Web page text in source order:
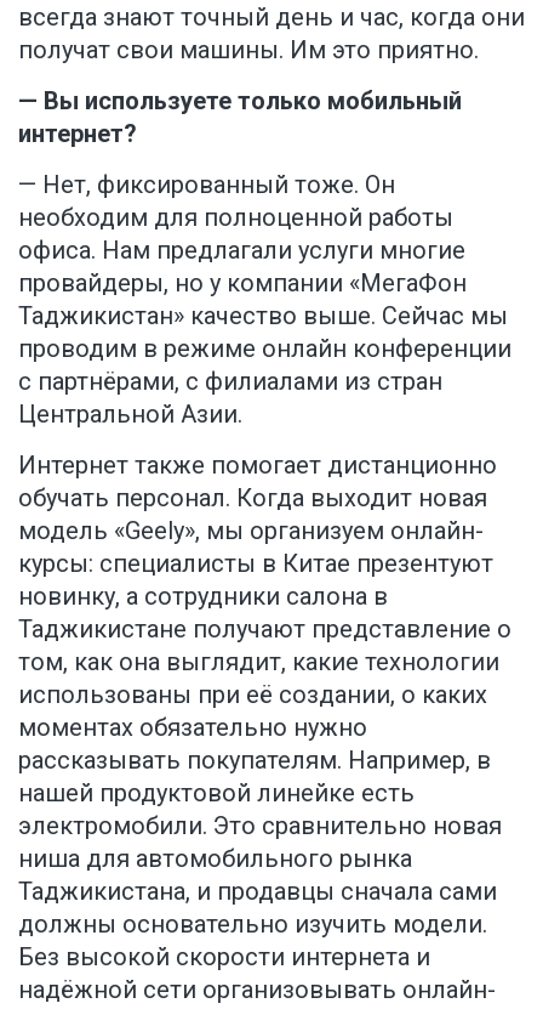
всегда знают точный день и час, когда они
получат свои машины. Им это приятно.
— Вы используете только мобильный
интернет?
— Нет, фиксированный тоже. Он
необходим для полноценной работы
офиса. Нам предлагали услуги многие
провайдеры, но у компании «МегаФон
Таджикистан» качество выше. Сейчас мы
проводим в режиме онлайн конференции
с партнёрами, с филиалами из стран
Центральной Азии.
Интернет также помогает дистанционно
обучать персонал. Когда выходит новая
модель «Geely», мы организуем онлайн-
курсы: специалисты в Китае презентуют
новинку, а сотрудники салона в
Таджикистане получают представление о
том, как она выглядит, какие технологии
использованы при её создании, о каких
моментах обязательно нужно
рассказывать покупателям. Например, в
нашей продуктовой линейке есть
электромобили. Это сравнительно новая
ниша для автомобильного рынка
Таджикистана, и продавцы сначала сами
должны основательно изучить модели.
Без высокой скорости интернета и
надёжной сети организовывать онлайн-